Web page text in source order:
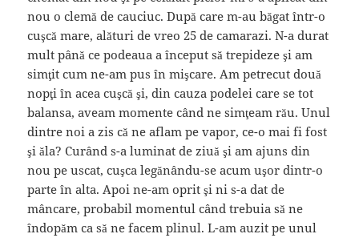
nou o clemă de cauciuc. După care m-au băgat într-o
cuşcă mare, alături de vreo 25 de camarazi. N-a durat
mult până ce podeaua a început să trepideze şi am
simţit cum ne-am pus în mişcare. Am petrecut două
nopţi în acea cuşcă şi, din cauza podelei care se tot
balansa, aveam momente când ne simţeam rău. Unul
dintre noi a zis că ne aflam pe vapor, ce-o mai fi fost
şi ăla? Curând s-a luminat de ziuă şi am ajuns din
nou pe uscat, cuşca legănându-se acum uşor dintr-o
parte în alta. Apoi ne-am oprit şi ni s-a dat de
mâncare, probabil momentul când trebuia să ne
îndopăm ca să ne facem plinul. L-am auzit pe unul